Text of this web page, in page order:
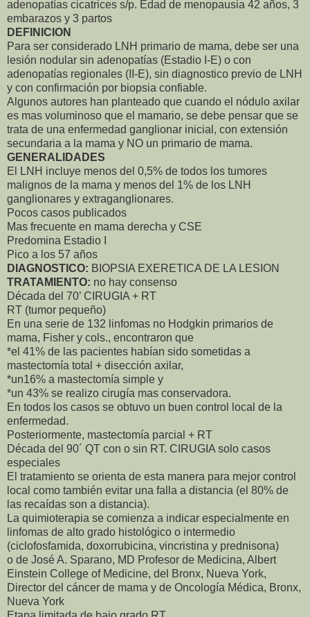
adenopatías cicatrices s/p. Edad de menopausia 42 años, 3
embarazos y 3 partos
DEFINICION
Para ser considerado LNH primario de mama, debe ser una
lesión nodular sin adenopatías (Estadio I-E) o con
adenopatías regionales (II-E), sin diagnostico previo de LNH
y con confirmación por biopsia confiable.
Algunos autores han planteado que cuando el nódulo axilar
es mas voluminoso que el mamario, se debe pensar que se
trata de una enfermedad ganglionar inicial, con extensión
secundaria a la mama y NO un primario de mama.
GENERALIDADES
El LNH incluye menos del 0,5% de todos los tumores
malignos de la mama y menos del 1% de los LNH
ganglionares y extraganglionares.
Pocos casos publicados
Mas frecuente en mama derecha y CSE
Predomina Estadio I
Pico a los 57 años
DIAGNOSTICO: BIOPSIA EXERETICA DE LA LESION
TRATAMIENTO: no hay consenso
Década del 70’ CIRUGIA + RT
RT (tumor pequeño)
En una serie de 132 linfomas no Hodgkin primarios de
mama, Fisher y cols., encontraron que
*el 41% de las pacientes habían sido sometidas a
mastectomía total + disección axilar,
*un16% a mastectomía simple y
*un 43% se realizo cirugía mas conservadora.
En todos los casos se obtuvo un buen control local de la
enfermedad.
Posteriormente, mastectomía parcial + RT
Década del 90´ QT con o sin RT. CIRUGIA solo casos
especiales
El tratamiento se orienta de esta manera para mejor control
local como también evitar una falla a distancia (el 80% de
las recaídas son a distancia).
La quimioterapia se comienza a indicar especialmente en
linfomas de alto grado histológico o intermedio
(ciclofosfamida, doxorrubicina, vincristina y prednisona)
o de José A. Sparano, MD Profesor de Medicina, Albert
Einstein College of Medicine, del Bronx, Nueva York,
Director del cáncer de mama y de Oncología Médica, Bronx,
Nueva York